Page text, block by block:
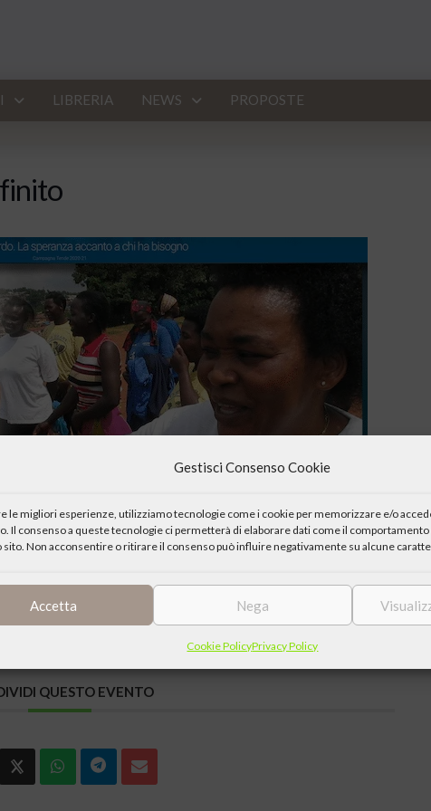
Gestisci Consenso Cookie
le migliori esperienze, utilizziamo tecnologie come i cookie per memorizzare e/o
Il consenso a queste tecnologie ci permetterà di elaborare dati come il comportamento
sito. Non acconsentire o ritirare il consenso può influire negativamente su alcune
Accetta Nega
Cookie PolicyPrivacy Policy
LIBRERIA NEWS PROPOSTE
QUESTO EVENTO